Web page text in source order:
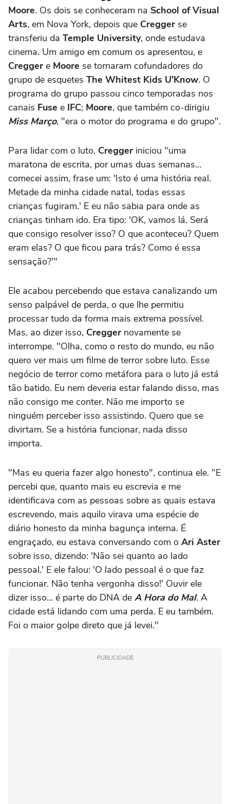
Moore. Os dois se conheceram na School of Visual
Arts, em Nova York, depois que Cregger se
transferiu da Temple University, onde estudava
cinema. Um amigo em comum os apresentou, e
Cregger e Moore se tornaram cofundadores do
grupo de esquetes The Whitest Kids U'Know. O
programa do grupo passou cinco temporadas nos
canais Fuse e IFC; Moore, que também co-dirigiu
Miss Março, "era o motor do programa e do grupo".
Para lidar com o luto, Cregger iniciou "uma
maratona de escrita, por umas duas semanas…
comecei assim, frase um: 'Isto é uma história real.
Metade da minha cidade natal, todas essas
crianças fugiram.' E eu não sabia para onde as
crianças tinham ido. Era tipo: 'OK, vamos lá. Será
que consigo resolver isso? O que aconteceu? Quem
eram elas? O que ficou para trás? Como é essa
sensação?'"
Ele acabou percebendo que estava canalizando um
senso palpável de perda, o que lhe permitiu
processar tudo da forma mais extrema possível.
Mas, ao dizer isso, Cregger novamente se
interrompe. "Olha, como o resto do mundo, eu não
quero ver mais um filme de terror sobre luto. Esse
negócio de terror como metáfora para o luto já está
tão batido. Eu nem deveria estar falando disso, mas
não consigo me conter. Não me importo se
ninguém perceber isso assistindo. Quero que se
divirtam. Se a história funcionar, nada disso
importa.
"Mas eu queria fazer algo honesto", continua ele. "E
percebi que, quanto mais eu escrevia e me
identificava com as pessoas sobre as quais estava
escrevendo, mais aquilo virava uma espécie de
diário honesto da minha bagunça interna. É
engraçado, eu estava conversando com o Ari Aster
sobre isso, dizendo: 'Não sei quanto ao lado
pessoal.' E ele falou: 'O lado pessoal é o que faz
funcionar. Não tenha vergonha disso!' Ouvir ele
dizer isso… é parte do DNA de A Hora do Mal. A
cidade está lidando com uma perda. E eu também.
Foi o maior golpe direto que já levei."
PUBLICIDADE